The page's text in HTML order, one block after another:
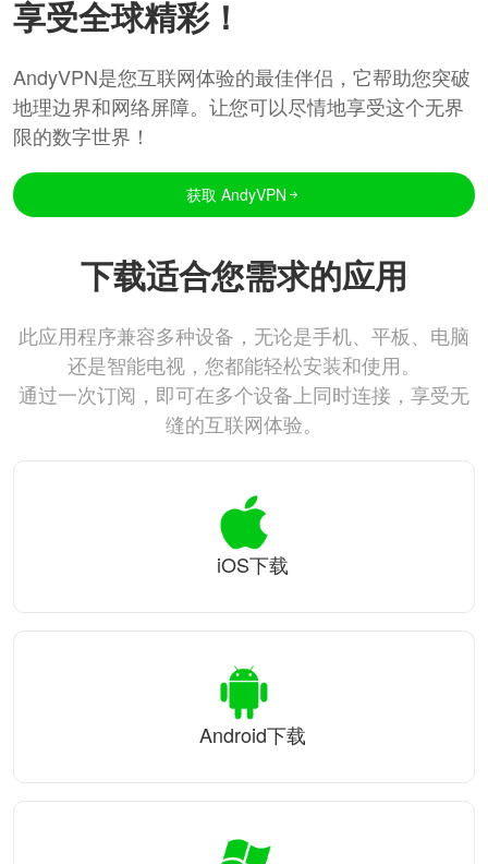
享受全球精彩！
AndyVPN是您互联网体验的最佳伴侣，它帮助您突破
地理边界和网络屏障。让您可以尽情地享受这个无界
限的数字世界！
获取 AndyVPN
下载适合您需求的应用
此应用程序兼容多种设备，无论是手机、平板、电脑
还是智能电视，您都能轻松安装和使用。
通过一次订阅，即可在多个设备上同时连接，享受无
缝的互联网体验。
iOS下载
Android下载